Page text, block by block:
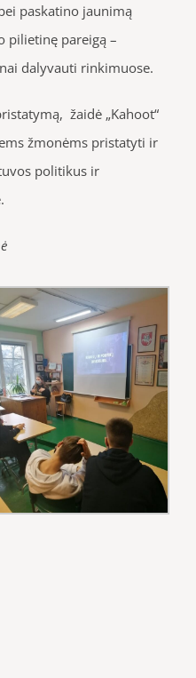
paskatino jaunimą
pilietinę pareigą –
dalyvauti rinkimuose.
žaidė „Kahoot“
žmonėms pristatyti ir
politikus ir